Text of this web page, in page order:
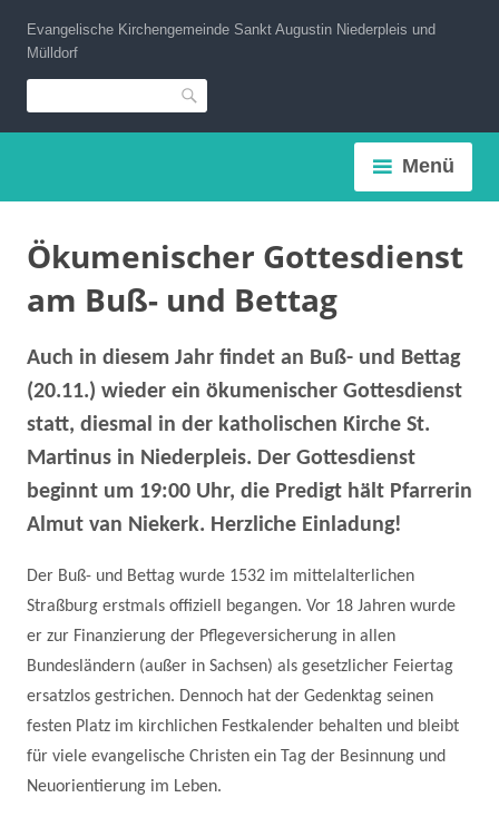
Inhalt
springen
Evangelische Kirchengemeinde Sankt Augustin Niederpleis und
Mülldorf
Suche
Menü
Ökumenischer Gottesdienst
am Buß- und Bettag
Auch in diesem Jahr findet an Buß- und Bettag
(20.11.) wieder ein ökumenischer Gottesdienst
statt, diesmal in der katholischen Kirche St.
Martinus in Niederpleis. Der Gottesdienst
beginnt um 19:00 Uhr, die Predigt hält Pfarrerin
Almut van Niekerk. Herzliche Einladung!
Der Buß- und Bettag wurde 1532 im mittelalterlichen
Straßburg erstmals offiziell begangen. Vor 18 Jahren wurde
er zur Finanzierung der Pflegeversicherung in allen
Bundesländern (außer in Sachsen) als gesetzlicher Feiertag
ersatzlos gestrichen. Dennoch hat der Gedenktag seinen
festen Platz im kirchlichen Festkalender behalten und bleibt
für viele evangelische Christen ein Tag der Besinnung und
Neuorientierung im Leben.